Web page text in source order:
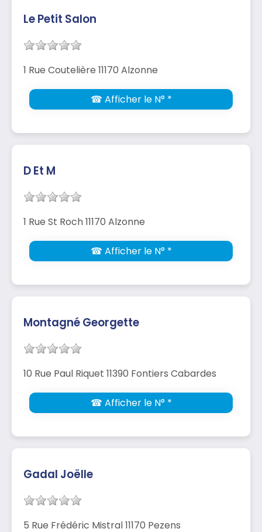
Le Petit Salon
1 Rue Coutelière 11170 Alzonne
☎ Afficher le N° *
D Et M
1 Rue St Roch 11170 Alzonne
☎ Afficher le N° *
Montagné Georgette
10 Rue Paul Riquet 11390 Fontiers Cabardes
☎ Afficher le N° *
Gadal Joëlle
5 Rue Frédéric Mistral 11170 Pezens